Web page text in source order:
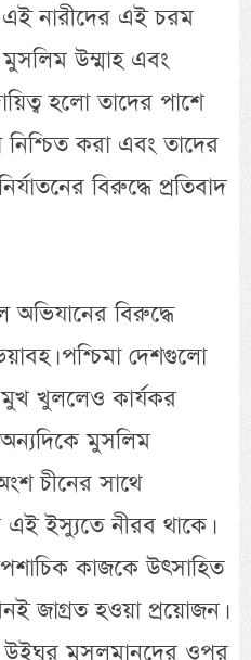
এই নারীদের এই চরম
উম্মাহ এবং
হলো তাদের পাশে
নিশ্চিত করা এবং তাদের
বিরুদ্ধে প্রতিবাদ
অভিযানের বিরুদ্ধে
পশ্চিমা দেশগুলো
খুললেও কার্যকর
মুসলিম
চীনের সাথে
এই ইস্যুতে নীরব থাকে।
কাজকে উৎসাহিত
জাগ্রত হওয়া প্রয়োজন।
উইঘুর মুসলমানদের ওপর